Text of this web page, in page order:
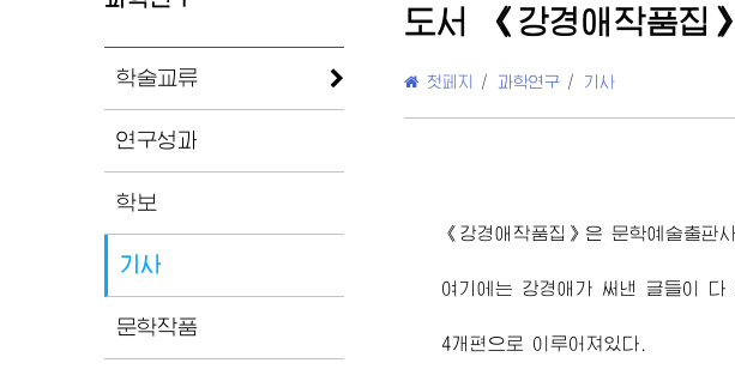
학술교류
연구성과
학보
기사
문학작품
도서 《강경애작품집
첫페지 / 과학연구 / 기사
《강경애작품집》은 문학예술출
여기에는 강경애가 써낸 글들이 다
4개편으로 이루어져있다.